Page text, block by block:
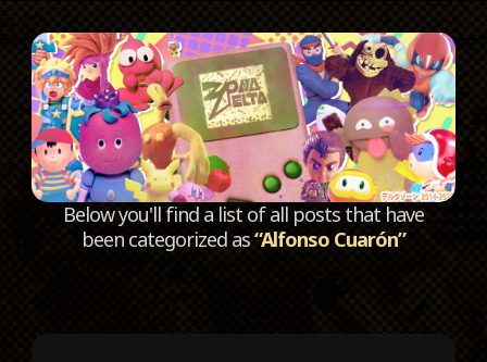
Below you'll find a list of all posts that have
been categorized as“Alfonso Cuarón”